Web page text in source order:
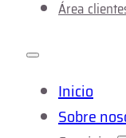
Área
Inicio
Sobre